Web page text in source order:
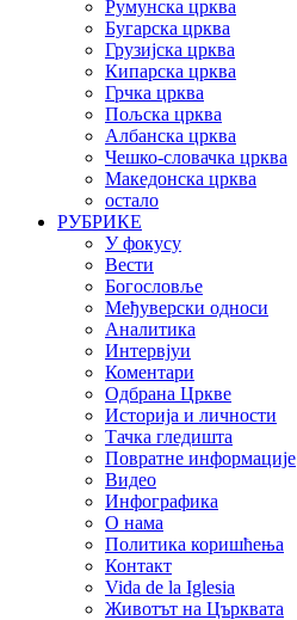
Румунска црква
Бугарска црква
Грузијска црква
Кипарска црква
Грчка црква
Пољска црква
Албанска црква
Чешко-словачка црква
Македонска црква
остало
РУБРИКЕ
У фокусу
Вести
Богословље
Међуверски односи
Аналитика
Интервјуи
Коментари
Одбрана Цркве
Историја и личности
Тачка гледишта
Повратне информације
Видео
Инфографика
О нама
Политика коришћења
Контакт
Vida de la Iglesia
Животът на Църквата